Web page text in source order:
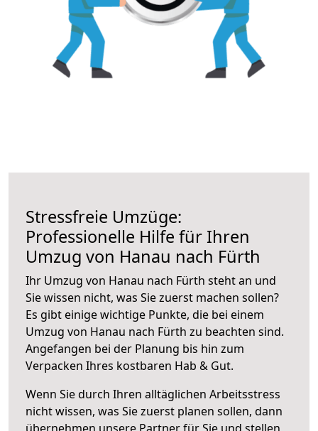
Stressfreie Umzüge:
Professionelle Hilfe für Ihren
Umzug von Hanau nach Fürth
Ihr Umzug von Hanau nach Fürth steht an und
Sie wissen nicht, was Sie zuerst machen sollen?
Es gibt einige wichtige Punkte, die bei einem
Umzug von Hanau nach Fürth zu beachten sind.
Angefangen bei der Planung bis hin zum
Verpacken Ihres kostbaren Hab & Gut.
Wenn Sie durch Ihren alltäglichen Arbeitsstress
nicht wissen, was Sie zuerst planen sollen, dann